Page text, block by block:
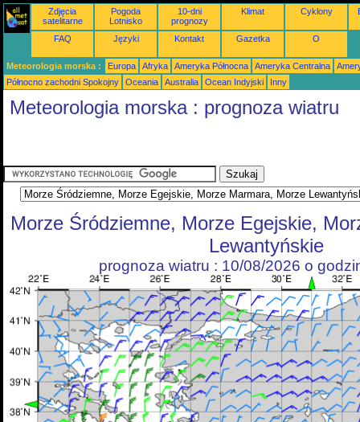
Zdjęcia
satelitarne
Pogoda
Lotnisko
10-dni
prognozy
Klimat Cyklony
FAQ Języki Kontakt Gazetka O
Meteorologia morska : Europa Afryka Ameryka Północna Ameryka Centralna
Północno zachodni Spokojny
Oceania Australia Ocean Indyjski Inny
Meteorologia morska : prognoza wiatru
Morze Śródziemne, Morze Egejskie,
Lewantyńskie
prognoza wiatru : 10/08/2026 o